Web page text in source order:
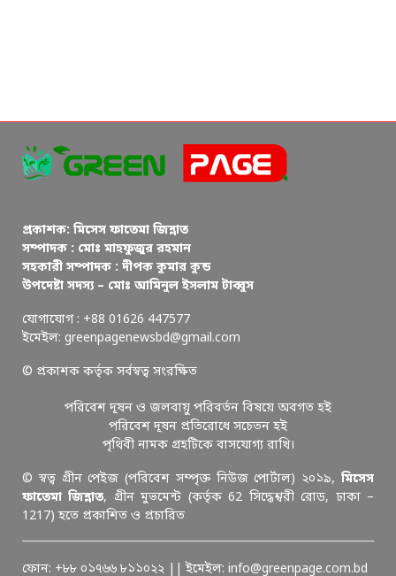
প্রকাশক: মিসেস ফাতেমা জিন্নাত
সম্পাদক : মোঃ মাহফুজুর রহমান
সহকারী সম্পাদক : দীপক কুমার কুন্ড
উপদেষ্টা সদস্য – মোঃ আমিনুল ইসলাম টাব্বুস
যোগাযোগ : +88 01626 447577
ইমেইল: greenpagenewsbd@gmail.com
© প্রকাশক কর্তৃক সর্বস্বত্ব সংরক্ষিত
পরিবেশ দূষন ও জলবায়ু পরিবর্তন বিষয়ে অবগত হই
পরিবেশ দূষন প্রতিরোধে সচেতন হই
পৃথিবী নামক গ্রহটিকে বাসযোগ্য রাখি।
© স্বত্ব গ্রীন পেইজ (পরিবেশ সম্পৃক্ত নিউজ পোর্টাল) ২০১৯, মিসেস
ফাতেমা জিন্নাত, গ্রীন মুভমেন্ট (কর্তৃক 62 সিদ্ধেশ্বরী রোড, ঢাকা –
1217) হতে প্রকাশিত ও প্রচারিত
ফোন: +৮৮ ০১৭৬৬ ৮১১০২২ || ইমেইল: info@greenpage.com.bd